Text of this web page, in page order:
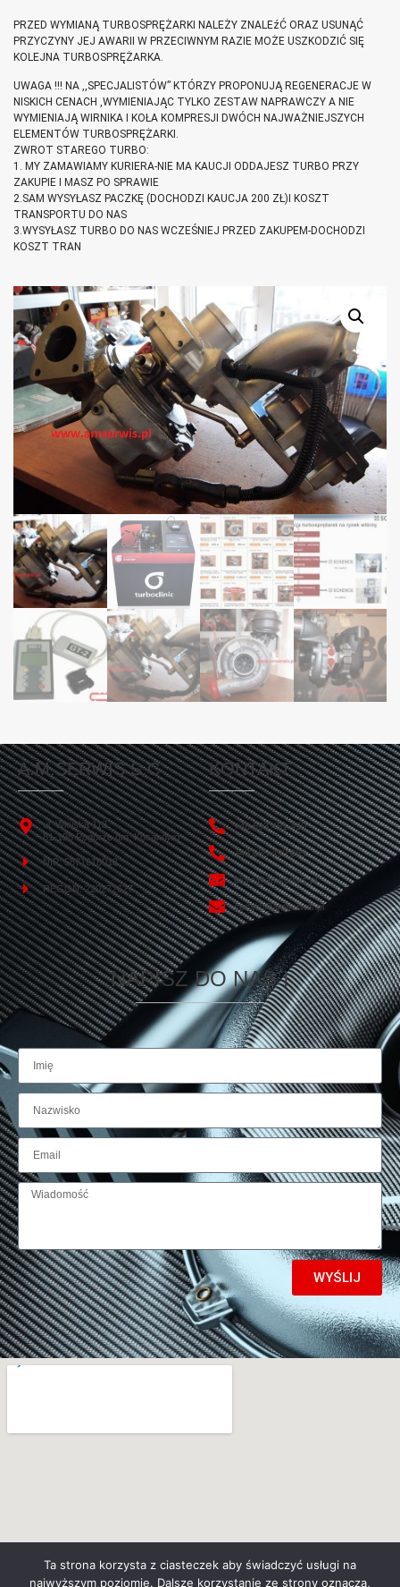
PRZED WYMIANĄ TURBOSPRĘŻARKI NALEŻY ZNALEźĆ ORAZ USUNĄĆ
PRZYCZYNY JEJ AWARII W PRZECIWNYM RAZIE MOŻE USZKODZIĆ SIĘ
KOLEJNA TURBOSPRĘŻARKA.
UWAGA !!! NA ,,SPECJALISTÓW” KTÓRZY PROPONUJĄ REGENERACJE W
NISKICH CENACH ,WYMIENIAJĄC TYLKO ZESTAW NAPRAWCZY A NIE
WYMIENIAJĄ WIRNIKA I KOŁA KOMPRESJI DWÓCH NAJWAŻNIEJSZYCH
ELEMENTÓW TURBOSPRĘŻARKI.
ZWROT STAREGO TURBO:
1. MY ZAMAWIAMY KURIERA-NIE MA KAUCJI ODDAJESZ TURBO PRZY
ZAKUPIE I MASZ PO SPRAWIE
2.SAM WYSYŁASZ PACZKĘ (DOCHODZI KAUCJA 200 ZŁ)I KOSZT
TRANSPORTU DO NAS
3.WYSYŁASZ TURBO DO NAS WCZEŚNIEJ PRZED ZAKUPEM-DOCHODZI
KOSZT TRAN
A.M.SERWIS S.C
ul. Wiejska 113
81-198 Pogórze gm. Kosakowo
NIP: 5871618013
REGON: 220272627
KONTAKT
+48 693 451 450
+48 665 499 865
biuro@amserwis.pl
serwis@amserwis.pl
NAPISZ DO NAS !
WYŚLIJ
Ta strona korzysta z ciasteczek aby świadczyć usługi na
najwyższym poziomie. Dalsze korzystanie ze strony oznacza,